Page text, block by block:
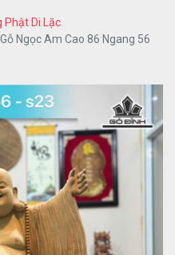
Phật Di Lặc
Ngọc Am Cao 86 Ngang 56